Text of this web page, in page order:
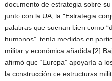
documento de estrategia sobre
junto con la UA, la “Estrategia
palabras que suenan bien como
humanos”, tenía medidas en
militar y económica añadida.[2]
afirmó que “Europa” apoyaría a
la construcción de estructuras